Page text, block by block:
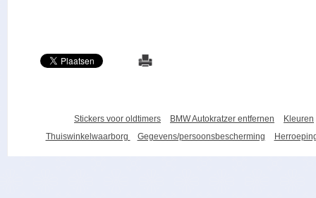
Stickers voor oldtimers BMW Autokratzer entfernen
Kleuren
Thuiswinkelwaarborg
Gegevens/persoonsbescherming